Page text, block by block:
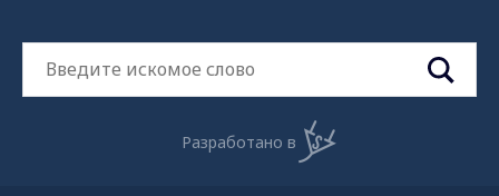
Разработано в